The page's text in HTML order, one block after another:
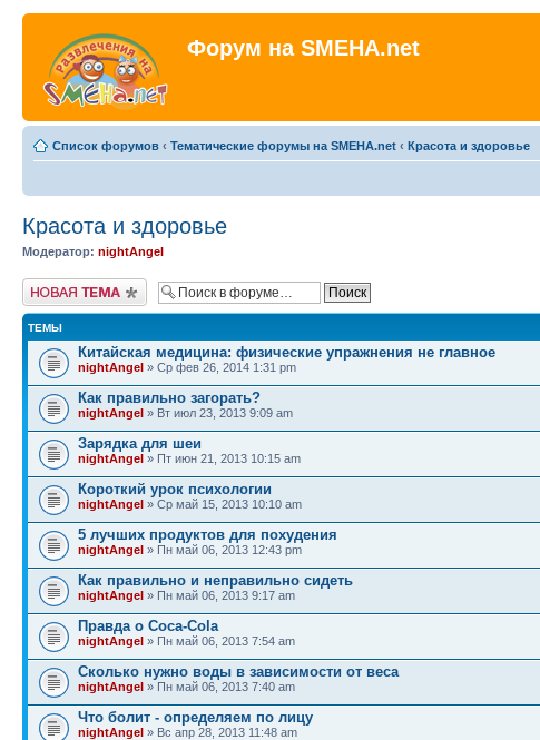
Форум на SMEHA.net
Список форумов ‹ Тематические форумы на SMEHA.net ‹ Красота и здоровье
Красота и здоровье
Модератор: nightAngel
Новая тема
ТЕМЫ
Китайская медицина: физические упражнения не главное
nightAngel » Ср фев 26, 2014 1:31 pm
Как правильно загорать?
nightAngel » Вт июл 23, 2013 9:09 am
Зарядка для шеи
nightAngel » Пт июн 21, 2013 10:15 am
Короткий урок психологии
nightAngel » Ср май 15, 2013 10:10 am
5 лучших продуктов для похудения
nightAngel » Пн май 06, 2013 12:43 pm
Как правильно и неправильно сидеть
nightAngel » Пн май 06, 2013 9:17 am
Правда о Coca-Cola
nightAngel » Пн май 06, 2013 7:54 am
Сколько нужно воды в зависимости от веса
nightAngel » Пн май 06, 2013 7:40 am
Что болит - определяем по лицу
nightAngel » Вс апр 28, 2013 11:48 am